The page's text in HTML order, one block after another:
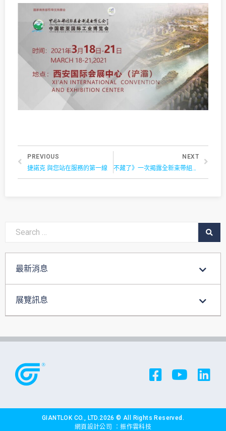
最新消息
展覽訊息
PREVIOUS
捷諾克 與您站在服務的第一線
NEXT
不藏了》一次揭露全新束帶組合！顛覆你對束帶的想像
GIANTLOK CO., LTD.2026 © All Rights Reserved.
網頁設計公司
：振作雲科技